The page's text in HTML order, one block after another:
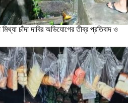
চাঁদা দাবির অভিযোগের তীব্র প্রতিবাদ ও